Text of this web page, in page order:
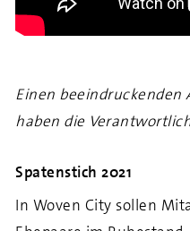
Einen beeindruckenden
haben die
Spatenstich 2021
In Woven City sollen